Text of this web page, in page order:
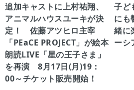
追加キャストに上村祐翔、
アニマルハウスユーキが決
定！ 佐藤アツヒロ主宰
「PEaCE PROJECT」が絵本
朗読LIVE「星の王子さま」
を再演 8月17日(月)19：
00～チケット販売開始！
子ど
にも
緒に
ーシ